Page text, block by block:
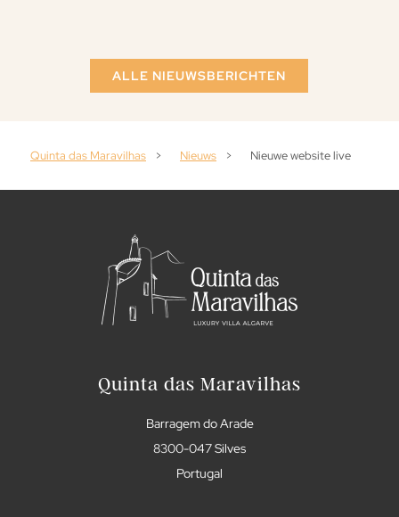
ALLE NIEUWSBERICHTEN
Quinta das Maravilhas > Nieuws > Nieuwe website live
Quinta das Maravilhas
Barragem do Arade
8300-047 Silves
Portugal